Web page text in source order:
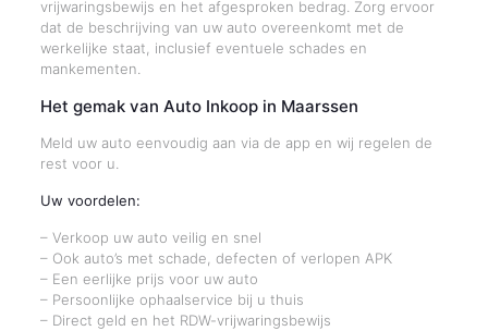
vrijwaringsbewijs en het afgesproken bedrag. Zorg ervoor
dat de beschrijving van uw auto overeenkomt met de
werkelijke staat, inclusief eventuele schades en
mankementen.
Het gemak van Auto Inkoop in Maarssen
Meld uw auto eenvoudig aan via de app en wij regelen de
rest voor u.
Uw voordelen:
– Verkoop uw auto veilig en snel
– Ook auto’s met schade, defecten of verlopen APK
– Een eerlijke prijs voor uw auto
– Persoonlijke ophaalservice bij u thuis
– Direct geld en het RDW-vrijwaringsbewijs